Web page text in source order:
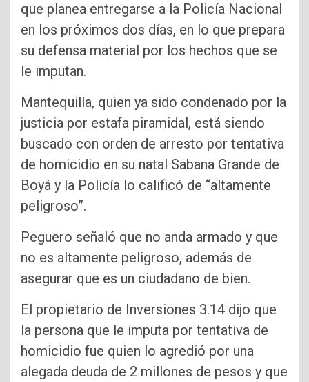
que planea entregarse a la Policía Nacional
en los próximos dos días, en lo que prepara
su defensa material por los hechos que se
le imputan.
Mantequilla, quien ya sido condenado por la
justicia por estafa piramidal, está siendo
buscado con orden de arresto por tentativa
de homicidio en su natal Sabana Grande de
Boyá y la Policía lo calificó de “altamente
peligroso”.
Peguero señaló que no anda armado y que
no es altamente peligroso, además de
asegurar que es un ciudadano de bien.
El propietario de Inversiones 3.14 dijo que
la persona que le imputa por tentativa de
homicidio fue quien lo agredió por una
alegada deuda de 2 millones de pesos y que